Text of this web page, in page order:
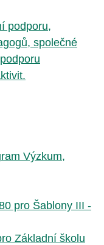
podporu,
společné
Výzkum,
pro Šablony III -
Základní školu